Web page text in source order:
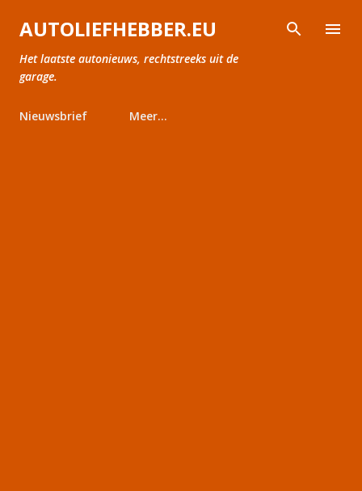
Doorgaan naar hoofdcontent
AUTOLIEFHEBBER.EU
Het laatste autonieuws, rechtstreeks uit de
garage.
Nieuwsbrief Meer…